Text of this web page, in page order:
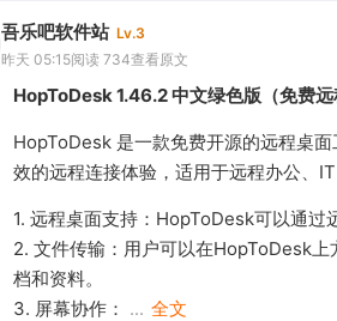
吾乐吧软件站 Lv.3
昨天 05:15阅读 734查看原文
HopToDesk 1.46.2 中文绿色版（免费远
HopToDesk 是一款免费开源的远程桌
效的远程连接体验，适用于远程办公、IT
1. 远程桌面支持：HopToDesk可以通过
2. 文件传输：用户可以在HopToDesk
档和资料。
3. 屏幕协作： ... 全文